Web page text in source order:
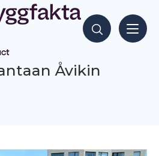
Hae sisältöjä
Åvikin